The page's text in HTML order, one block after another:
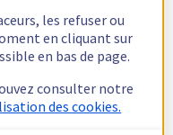
les refuser ou
en cliquant sur
en bas de page.
consulter notre
des cookies.